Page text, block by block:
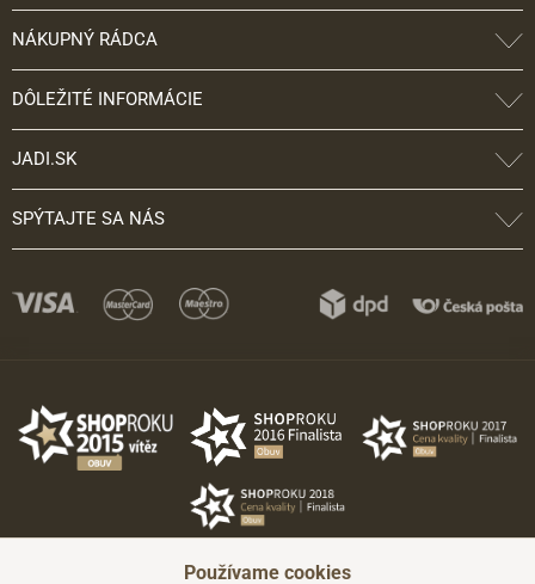
NÁKUPNÝ RÁDCA
DÔLEŽITÉ INFORMÁCIE
JADI.SK
SPÝTAJTE SA NÁS
Používame cookies